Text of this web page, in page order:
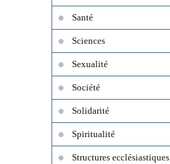
Santé
Sciences
Sexualité
Société
Solidarité
Spiritualité
Structures ecclésiastiques